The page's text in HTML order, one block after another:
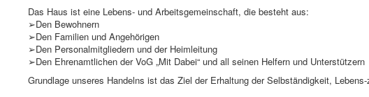
Das Haus ist eine Lebens- und Arbeitsgemeinschaft, die besteht aus:
➢Den Bewohnern
➢Den Familien und Angehörigen
➢Den Personalmitgliedern und der Heimleitung
➢Den Ehrenamtlichen der VoG „Mit Dabei“ und all seinen Helfern und Unterstützern
Grundlage unseres Handelns ist das Ziel der Erhaltung der Selbständigkeit,